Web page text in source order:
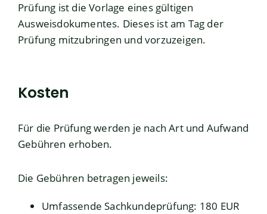
Prüfung ist die Vorlage eines gültigen
Ausweisdokumentes. Dieses ist am Tag der
Prüfung mitzubringen und vorzuzeigen.
Kosten
Für die Prüfung werden je nach Art und Aufwand
Gebühren erhoben.
Die Gebühren betragen jeweils:
Umfassende Sachkundeprüfung: 180 EUR